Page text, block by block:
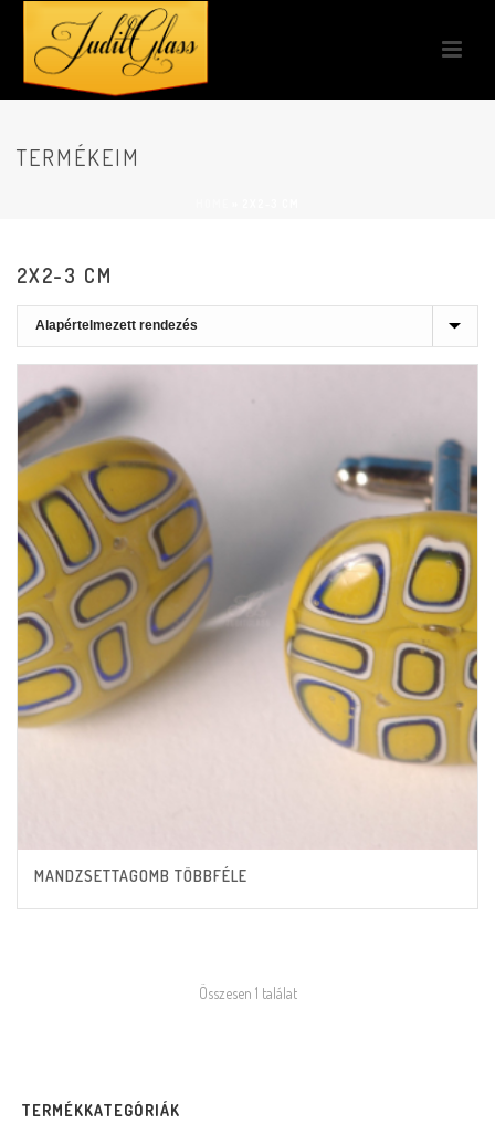
TERMÉKEIM
2X2-3 CM
MANDZSETTAGOMB TÖBBFÉLE
Összesen 1 találat
TERMÉKKATEGÓRIÁK